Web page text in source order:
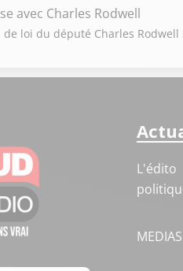
avec Charles Rodwell
loi du député Charles
L'édito
MEDIAS